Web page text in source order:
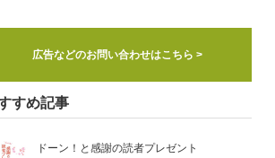
広告などのお問い合わせはこちら >
すめ記事
ドーン！と感謝の読者プレゼント